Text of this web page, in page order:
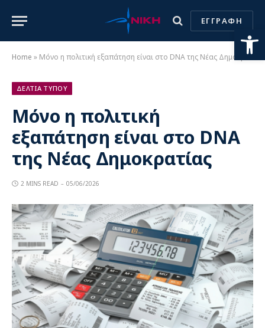
ΕΓΓΡΑΦΗ
Home » Μόνο η πολιτική εξαπάτηση είναι στο DNA της Νέας Δημοκρατίας
ΔΕΛΤΙΑ ΤΥΠΟΥ
Μόνο η πολιτική
εξαπάτηση είναι στο DNA
της Νέας Δημοκρατίας
2 MINS READ 05/06/2026